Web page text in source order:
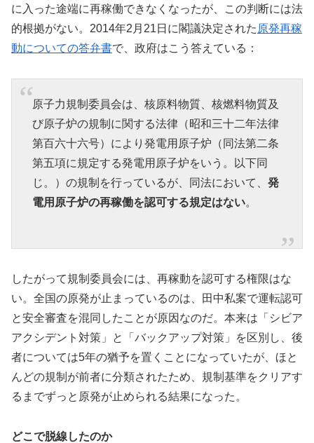
に入った途端に再稼働できなくなったが、この判断には法
的根拠がない。2014年2月21日に閣議決定された 原発再稼
動についての答弁書で、政府はこう答えている：
原子力規制委員会は、核原料物質、核燃料物質及
び原子炉の規制に関する法律（昭和三十二年法律
第百六十六号）により発電用原子炉（同法第二条
第五項に規定する発電用原子炉をいう。以下同
じ。）の規制を行っているが、同法において、 発
電用原子炉の再稼働を認可する規定はない。
したがって規制委員会には、再稼動を認可する権限はな
い。全国の原発が止まっているのは、田中私案で運転認可
と安全審査を混同したことが原因なのだ。本来は「シビア
アクシデント対策」と「バックアップ対策」を区別し、後
者については5年の猶予を置くことになっていたが、ほと
んどの規制が前者に分類されたため、規制基準をクリアす
るまでずっと原発が止められる結果になった。
どこで脱線したのか